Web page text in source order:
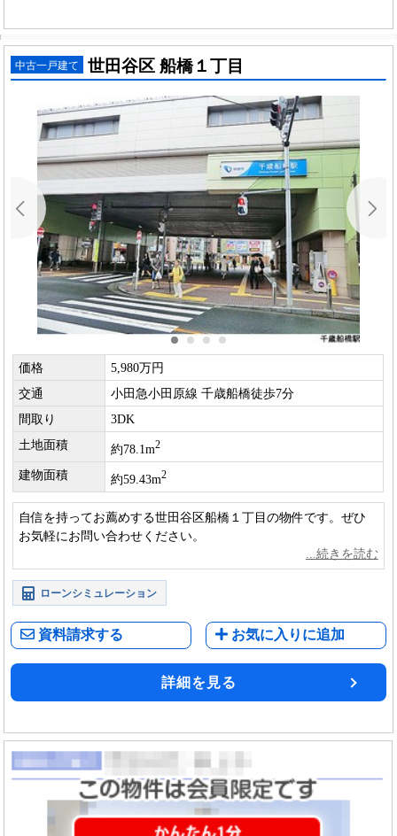
中古一戸建て 世田谷区 船橋１丁目
価格
5,980万円
交通
小田急小田原線 千歳船橋徒歩7分
間取り
3DK
土地面積
約78.1m2
建物面積 約59.43m2
自信を持ってお薦めする世田谷区船橋１丁目の物件です。ぜひ
お気軽にお問い合わせください。
ローンシミュレーション
資料請求する お気に入りに追加
詳細を見る